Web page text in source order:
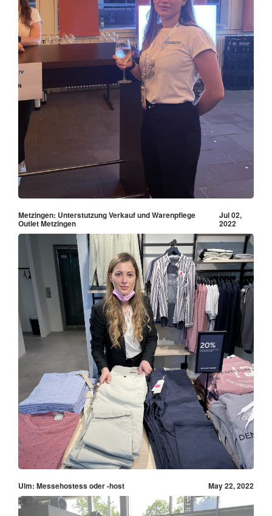
Metzingen: Unterstutzung Verkauf und Warenpflege
Outlet Metzingen
Jul 02,
2022
Ulm: Messehostess oder -host May 22, 2022